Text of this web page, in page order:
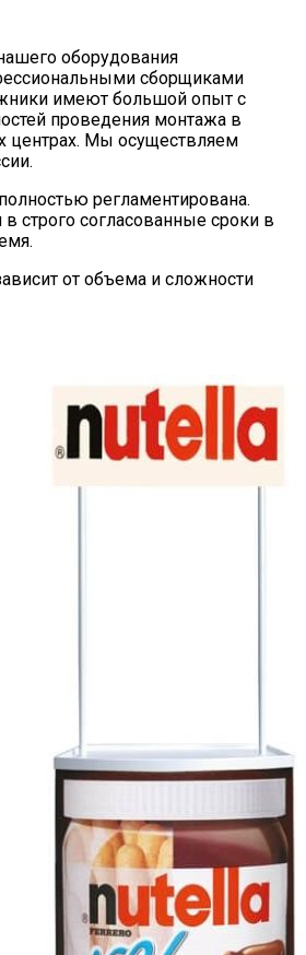
оборудования
сборщиками
имеют большой опыт с
проведения монтажа в
центрах. Мы осуществляем
регламентирована.
строго согласованные сроки в
от объема и сложности